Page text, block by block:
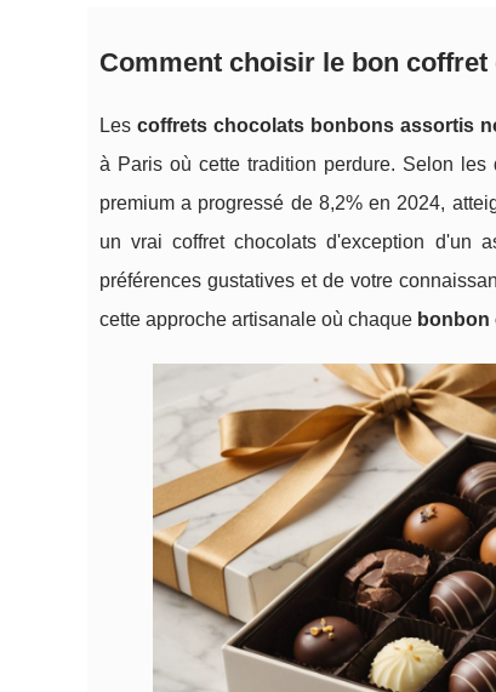
Comment choisir le bon
Les coffrets chocolats bonbons assortis
à Paris où cette tradition perdure. Selon
premium a progressé de 8,2% en 2024,
un vrai coffret chocolats d'exception d'un
préférences gustatives et de votre
cette approche artisanale où chaque bonbon